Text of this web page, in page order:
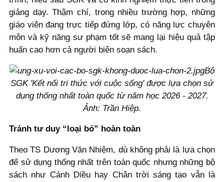
giảng dạy. Thậm chí, trong nhiều trường hợp, những
giáo viên đang trực tiếp đứng lớp, có năng lực chuyên
môn và kỹ năng sư phạm tốt sẽ mang lại hiệu quả tập
huấn cao hơn cả người biên soạn sách.
Bộ
SGK 'Kết nối tri thức với cuộc sống' được lựa chọn sử
dụng thống nhất toàn quốc từ năm học 2026 - 2027.
Ảnh: Trần Hiệp.
Tránh tư duy “loại bỏ” hoàn toàn
Theo TS Dương Văn Nhiệm, dù không phải là lựa chọn
để sử dụng thống nhất trên toàn quốc nhưng những bộ
sách như Cánh Diều hay Chân trời sáng tạo vẫn là